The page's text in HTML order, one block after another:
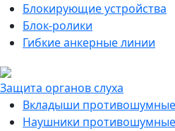
Блокирующие устройства
Блок-ролики
Гибкие анкерные линии
Защита органов слуха
Вкладыши
Наушники противошумные